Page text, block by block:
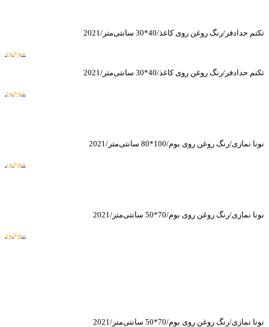
تکتم حدادفر/رنگ روغن روی کاغذ/40*30 سانتی‌متر/2021
موجود
تکتم حدادفر/رنگ روغن روی کاغذ/40*30 سانتی‌متر/2021
موجود
نونا نمازی/رنگ روغن روی بوم/100*80 سانتی‌متر/2021
موجود
نونا نمازی/رنگ روغن روی بوم/70*50 سانتی‌متر/2021
موجود
نونا نمازی/رنگ روغن روی بوم/70*50 سانتی‌متر/2021